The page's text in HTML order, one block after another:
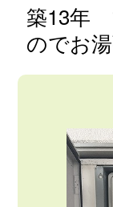
築13年
のでお